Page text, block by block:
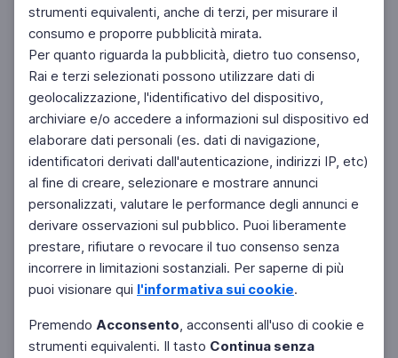
strumenti equivalenti, anche di terzi, per misurare il
consumo e proporre pubblicità mirata.
Per quanto riguarda la pubblicità, dietro tuo consenso,
Rai e terzi selezionati possono utilizzare dati di
geolocalizzazione, l'identificativo del dispositivo,
archiviare e/o accedere a informazioni sul dispositivo ed
elaborare dati personali (es. dati di navigazione,
identificatori derivati dall'autenticazione, indirizzi IP, etc)
al fine di creare, selezionare e mostrare annunci
personalizzati, valutare le performance degli annunci e
derivare osservazioni sul pubblico. Puoi liberamente
prestare, rifiutare o revocare il tuo consenso senza
incorrere in limitazioni sostanziali. Per saperne di più
puoi visionare qui l'informativa sui cookie.
Premendo Acconsento, acconsenti all'uso di cookie e
strumenti equivalenti. Il tasto Continua senza